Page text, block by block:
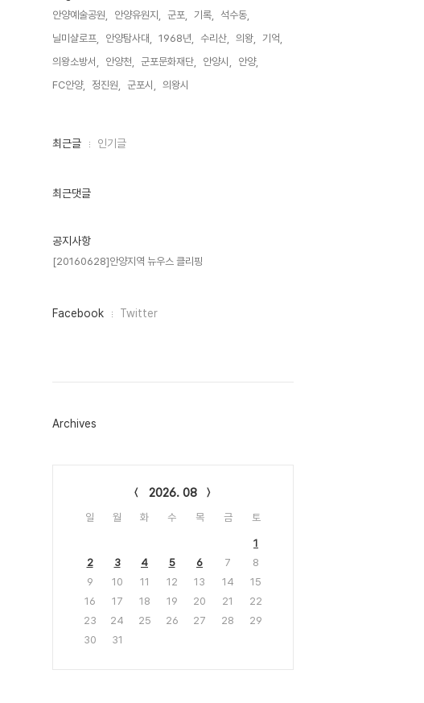
안양예술공원, 안양유원지, 군포, 기록,
석수동,
닐미샬로프,
안양탐사대, 1968년, 수리산, 의왕,
기억,
의왕소방서,
안양천, 군포문화재단, 안양시,
안양,
FC안양,
정진원, 군포시, 의왕시,
최
인
최근글 인기글
최근댓글
공지사항
[20160628]안양지역 뉴우스 클리핑
페
그
Facebook Twitter
Archives
2026. 08
일 월 화 수 목 금 토
1
2
3 4 5 6 7
8
9
10 11 12 13 14
15
16
17 18 19 20 21
22
23
24 25 26 27 28
29
30
31